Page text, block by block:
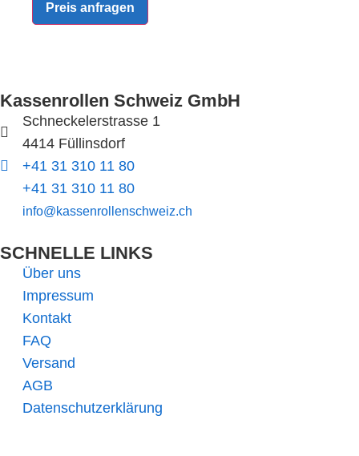
Preis anfragen
Kassenrollen Schweiz GmbH
Schneckelerstrasse 1
4414 Füllinsdorf
+41 31 310 11 80
+41 31 310 11 80
info@kassenrollenschweiz.ch
SCHNELLE LINKS​
Über uns
Impressum
Kontakt
FAQ
Versand
AGB
Datenschutzerklärung